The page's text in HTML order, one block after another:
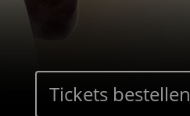
Tickets bestellen